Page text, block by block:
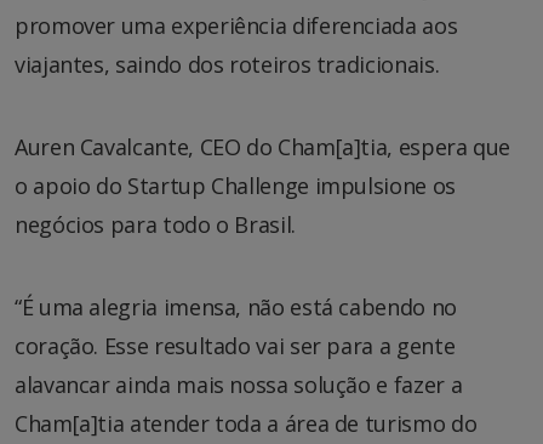
promover uma experiência diferenciada aos
viajantes, saindo dos roteiros tradicionais.
Auren Cavalcante, CEO do Cham[a]tia, espera que
o apoio do Startup Challenge impulsione os
negócios para todo o Brasil.
“É uma alegria imensa, não está cabendo no
coração. Esse resultado vai ser para a gente
alavancar ainda mais nossa solução e fazer a
Cham[a]tia atender toda a área de turismo do